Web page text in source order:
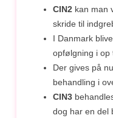
CIN2 kan man
skride til
I Danmark
opfølgning i op
Der gives på
behandling i
CIN3
dog har en del